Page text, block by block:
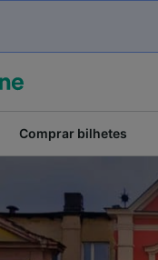
Comprar bilhetes